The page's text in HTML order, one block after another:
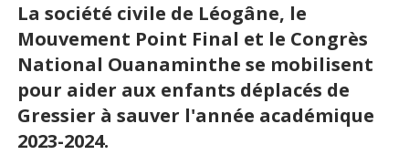
La société civile de Léogâne, le
Mouvement Point Final et le Congrès
National Ouanaminthe se mobilisent
pour aider aux enfants déplacés de
Gressier à sauver l'année académique
2023-2024.